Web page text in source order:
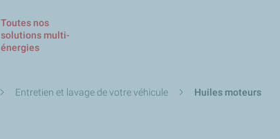
Toutes nos
solutions multi-
énergies
Entretien et lavage de votre véhicule Huiles moteurs